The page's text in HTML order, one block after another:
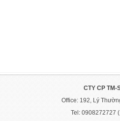
CTY CP TM-
Office: 192, Lý
Tel: 0908272727